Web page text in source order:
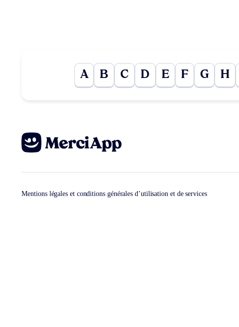
A B C D E F G H
Mentions légales et conditions générales d’utilisation et de services